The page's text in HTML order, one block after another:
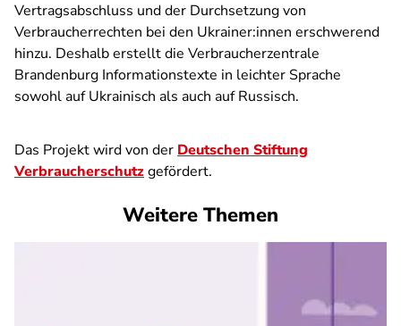
Vertragsabschluss und der Durchsetzung von
Verbraucherrechten bei den Ukrainer:innen erschwerend
hinzu. Deshalb erstellt die Verbraucherzentrale
Brandenburg Informationstexte in leichter Sprache
sowohl auf Ukrainisch als auch auf Russisch.
Das Projekt wird von der Deutschen Stiftung
Verbraucherschutzgefördert.
Weitere Themen